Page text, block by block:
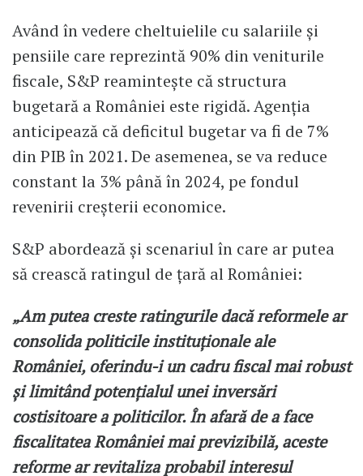
Având în vedere cheltuielile cu salariile și
pensiile care reprezintă 90% din veniturile
fiscale, S&P reamintește că structura
bugetară a României este rigidă. Agenția
anticipează că deficitul bugetar va fi de 7%
din PIB în 2021. De asemenea, se va reduce
constant la 3% până în 2024, pe fondul
revenirii creșterii economice.
S&P abordează și scenariul în care ar putea
să crească ratingul de țară al României:
„Am putea creste ratingurile dacă reformele ar
consolida politicile instituționale ale
României, oferindu-i un cadru fiscal mai robust
și limitând potențialul unei inversări
costisitoare a politicilor. În afară de a face
fiscalitatea României mai previzibilă, aceste
reforme ar revitaliza probabil interesul